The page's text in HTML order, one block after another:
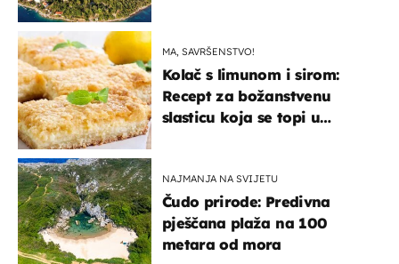
MA, SAVRŠENSTVO!
Kolač s limunom i sirom:
Recept za božanstvenu
slasticu koja se topi u
NAJMANJA NA SVIJETU
Čudo prirode: Predivna
pješčana plaža na 100
metara od mora